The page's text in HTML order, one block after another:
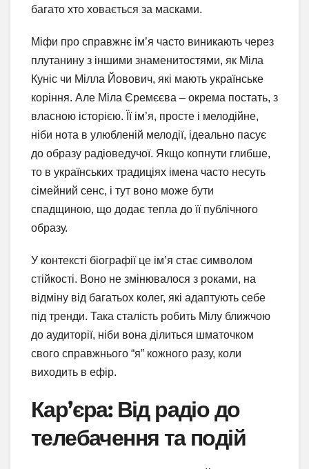
багато хто ховається за масками.
Міфи про справжнє ім’я часто виникають через
плутанину з іншими знаменитостями, як Міла
Куніс чи Мілла Йовович, які мають українське
коріння. Але Міла Єремєєва – окрема постать, з
власною історією. Її ім’я, просте і мелодійне,
ніби нота в улюбленій мелодії, ідеально пасує
до образу радіоведучої. Якщо копнути глибше,
то в українських традиціях імена часто несуть
сімейний сенс, і тут воно може бути
спадщиною, що додає тепла до її публічного
образу.
У контексті біографії це ім’я стає символом
стійкості. Воно не змінювалося з роками, на
відміну від багатьох колег, які адаптують себе
під тренди. Така сталість робить Мілу ближчою
до аудиторії, ніби вона ділиться шматочком
свого справжнього “я” кожного разу, коли
виходить в ефір.
Кар’єра: Від радіо до
телебачення та подій